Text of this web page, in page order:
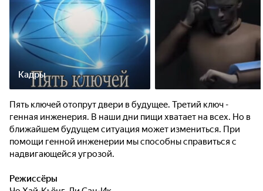
Кадры
Пять ключей отопрут двери в будущее. Третий ключ -
генная инженерия. В наши дни пищи хватает на всех. Но в
ближайшем будущем ситуация может измениться. При
помощи генной инженерии мы способны справиться с
надвигающейся угрозой.
Режиссёры